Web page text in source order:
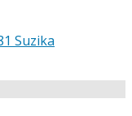
Suzika